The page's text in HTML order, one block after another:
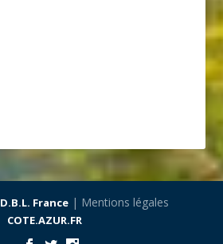
D.B.L. France| Mentions légales
COTE.AZUR.FR